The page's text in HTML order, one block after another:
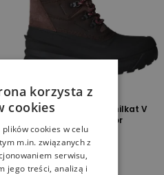
Buty The North Face Chilkat V
0A5LW17T41 - multikolor
Buty zimowe
519,99 zł 649,99 zł
-20%
korzysta z
cookies
cookies w celu
m.in. związanych z
serwisu,
jego treści, analizą i